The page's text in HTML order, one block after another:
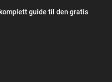
guide til den gratis